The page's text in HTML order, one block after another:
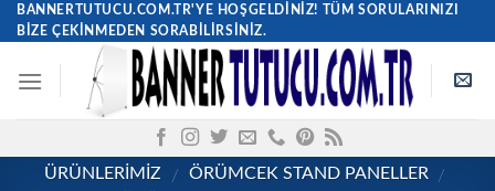
Skip
to
BANNERTUTUCU.COM.TR'YE HOŞGELDINIZ! TÜM SORULARINIZI
BIZE ÇEKINMEDEN SORABILIRSINIZ.
ÜRÜNLERİMİZ / ÖRÜMCEK STAND PANELLER
/